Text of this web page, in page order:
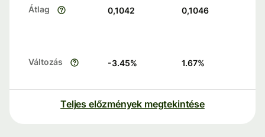
Átlag 0,1042 0,1046
Változás -3.45% 1.67%
Teljes előzmények megtekintése